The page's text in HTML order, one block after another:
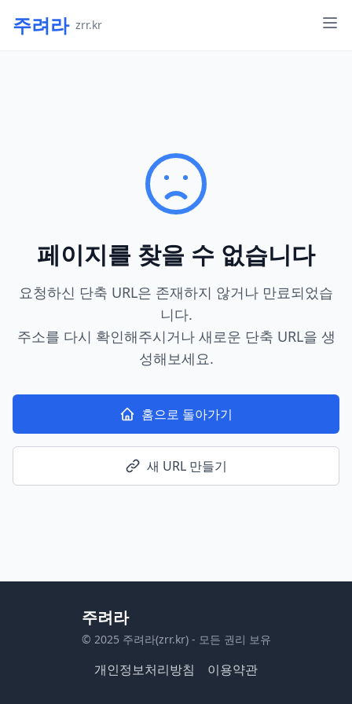
주려라 zrr.kr
페이지를 찾을 수 없습니다
요청하신 단축 URL은 존재하지 않거나 만료되었습
니다.
주소를 다시 확인해주시거나 새로운 단축 URL을 생
성해보세요.
홈으로 돌아가기
새 URL 만들기
주려라
© 2025 주려라(zrr.kr) - 모든 권리 보유
개인정보처리방침 이용약관